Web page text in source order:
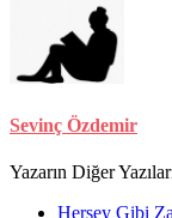
Sevinç Özdemir
Yazarın Diğer
Herşey Gibi